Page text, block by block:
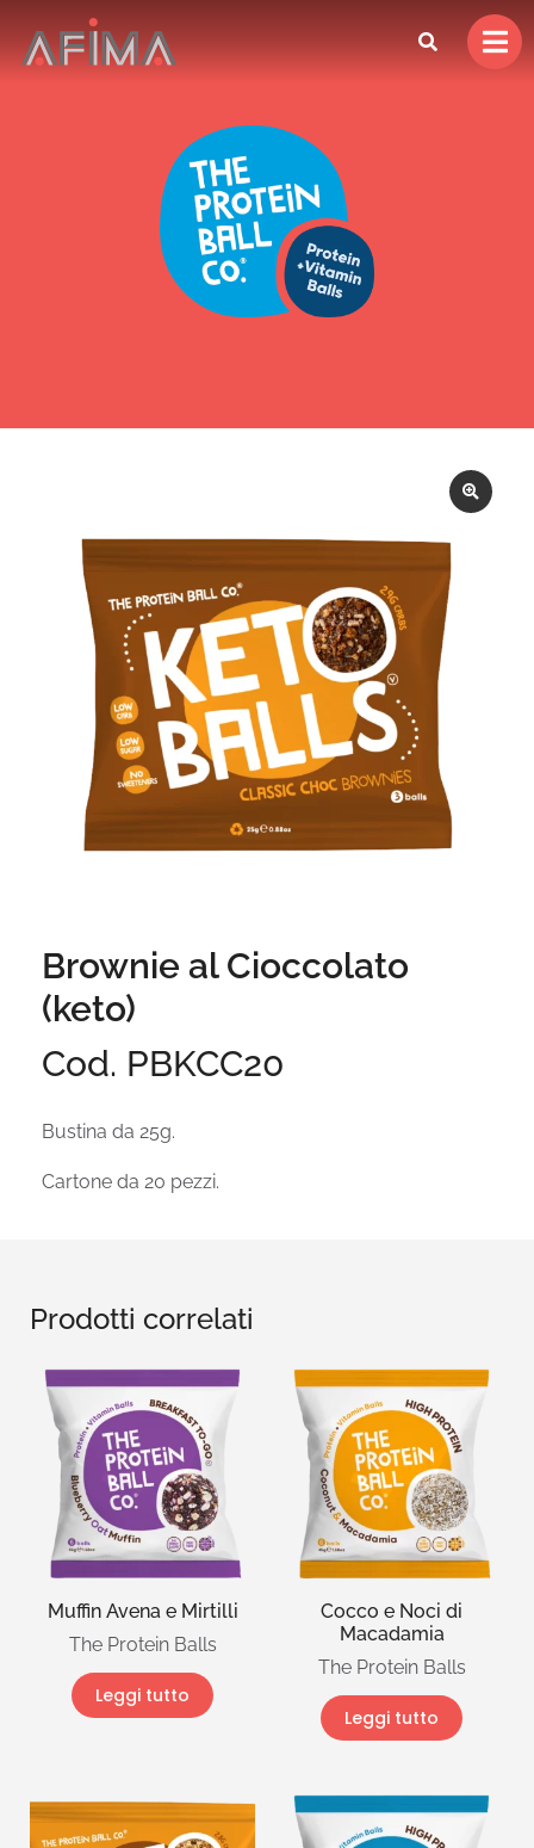
Brownie al Cioccolato
(keto)
Cod. PBKCC20
Bustina da 25g.
Cartone da 20 pezzi.
Prodotti correlati
Muffin Avena e Mirtilli
The Protein Balls
Leggi tutto
Cocco e Noci di
Macadamia
The Protein Balls
Leggi tutto